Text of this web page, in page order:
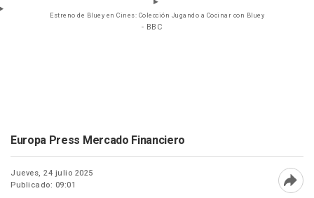
Estreno de Bluey en Cines: Colección Jugando a Cocinar con Bluey
- BBC
Europa Press Mercado Financiero
Jueves, 24 julio 2025
Publicado: 09:01